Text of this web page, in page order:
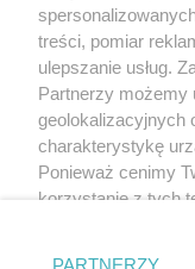
treści, pomiar
ulepszanie usług.
Partnerzy możemy
geolokalizacyjnych
charakterystykę
Ponieważ cenimy
korzystanie z tych
zmienić/wycofać
PARTNERZY